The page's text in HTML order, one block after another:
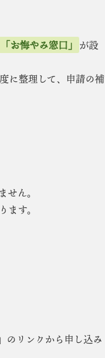
「お悔やみ窓口」 が設
に整理して、申請の補
ん。
す。
のリンクから申し込み